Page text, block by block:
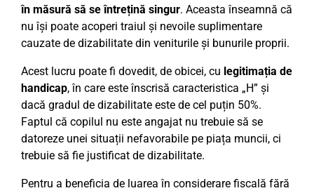
în măsură să se întrețină singur. Aceasta înseamnă că
nu își poate acoperi traiul și nevoile suplimentare
cauzate de dizabilitate din veniturile și bunurile proprii.
Acest lucru poate fi dovedit, de obicei, cu legitimația de
handicap, în care este înscrisă caracteristica „H” și
dacă gradul de dizabilitate este de cel puțin 50%.
Faptul că copilul nu este angajat nu trebuie să se
datoreze unei situații nefavorabile pe piața muncii, ci
trebuie să fie justificat de dizabilitate.
Pentru a beneficia de luarea în considerare fiscală fără